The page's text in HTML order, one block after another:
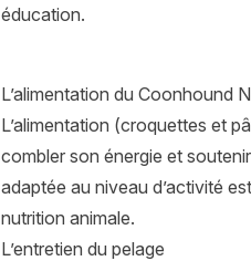
éducation.
L’alimentation du Coonhound
L’alimentation (croquettes et
combler son énergie et
adaptée au niveau d’activité
nutrition animale.
L’entretien du pelage